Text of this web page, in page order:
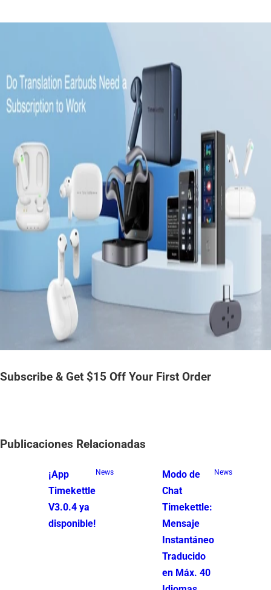
Subscribe & Get $15 Off Your First Order
Publicaciones Relacionadas
¡App
Timekettle
V3.0.4 ya
disponible!
News
Modo de
Chat
Timekettle:
Mensaje
Instantáneo
Traducido
en Máx. 40
News